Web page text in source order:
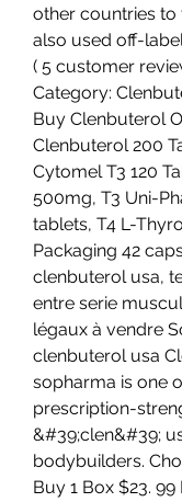
other countries to
also used off-
( 5 customer
Category:
Buy Clenbuterol
Clenbuterol 200
Cytomel T3 120
500mg, T3 Uni-
tablets, T4 L-
Packaging 42
clenbuterol usa,
entre serie
légaux à vendre
clenbuterol usa
sopharma is one
prescription-
&#39;clen&#39;
bodybuilders.
Buy 1 Box $23.